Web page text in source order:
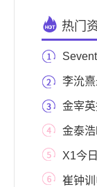
热门
演与全球
李沇
题 金宰
角色金泰
半年播出
X1今
10日播出
崔钟